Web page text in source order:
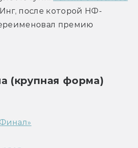
после которой НФ-
премию
(крупная форма)